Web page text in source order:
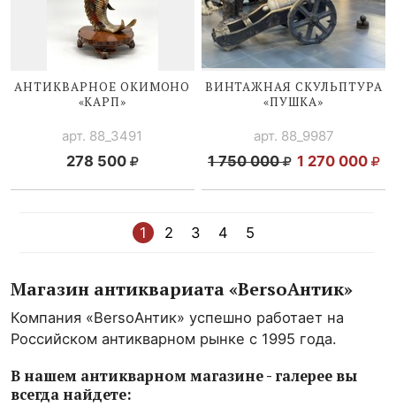
АНТИКВАРНОЕ ОКИМОНО
«КАРП»
арт. 88_3491
278 500
ВИНТАЖНАЯ СКУЛЬПТУРА
«ПУШКА»
арт. 88_9987
1 750 000 1 270 000
1 2 3 4 5
Магазин антиквариата «BersoАнтик»
Компания «BersoАнтик» успешно работает на
Российском антикварном рынке с 1995 года.
В нашем антикварном магазине - галерее вы
всегда найдете: